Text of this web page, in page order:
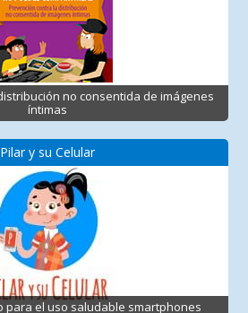
no consentida de imágenes
íntimas
Pilar y su Celular
para el uso saludable smartphones